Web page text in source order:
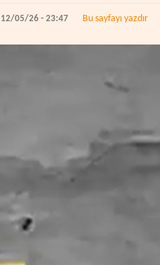
12/05/26 - 23:47 Bu sayfayı yazdır